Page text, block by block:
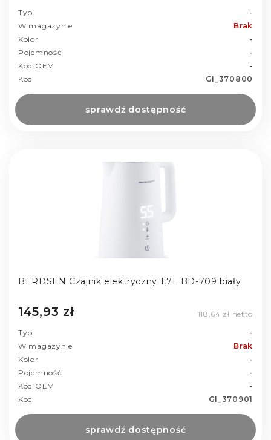
Typ
-
W magazynie
Brak
Kolor
-
Pojemność
-
Kod OEM
-
Kod
GI_370800
sprawdź dostępność
BERDSEN Czajnik elektryczny 1,7L BD-709 biały
145,93 zł 118,64 zł netto
Typ
-
W magazynie
Brak
Kolor
-
Pojemność
-
Kod OEM
-
Kod
GI_370901
sprawdź dostępność